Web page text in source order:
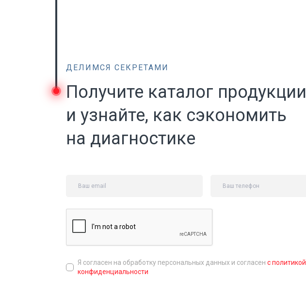
ДЕЛИМСЯ СЕКРЕТАМИ
Получите каталог продукции
и узнайте, как сэкономить
на диагностике
Я согласен на обработку персональных данных и согласен с политикой
конфиденциальности